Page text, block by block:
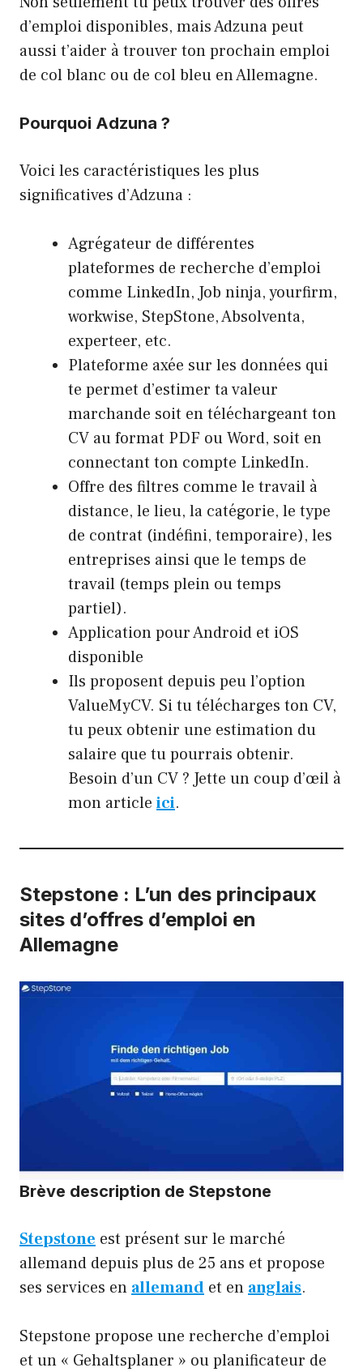
d’emploi disponibles, mais Adzuna peut
aussi t’aider à trouver ton prochain emploi
de col blanc ou de col bleu en Allemagne.
Pourquoi Adzuna ?
Voici les caractéristiques les plus
significatives d’Adzuna :
Agrégateur de différentes
plateformes de recherche d’emploi
comme LinkedIn, Job ninja, yourfirm,
workwise, StepStone, Absolventa,
experteer, etc.
Plateforme axée sur les données qui
te permet d’estimer ta valeur
marchande soit en téléchargeant ton
CV au format PDF ou Word, soit en
connectant ton compte LinkedIn.
Offre des filtres comme le travail à
distance, le lieu, la catégorie, le type
de contrat (indéfini, temporaire), les
entreprises ainsi que le temps de
travail (temps plein ou temps
partiel).
Application pour Android et iOS
disponible
Ils proposent depuis peu l’option
ValueMyCV. Si tu télécharges ton CV,
tu peux obtenir une estimation du
salaire que tu pourrais obtenir.
Besoin d’un CV ? Jette un coup d’œil à
mon article ici.
Stepstone : L’un des principaux
sites d’offres d’emploi en
Allemagne
Brève description de Stepstone
Stepstone est présent sur le marché
allemand depuis plus de 25 ans et propose
ses services en allemand et en anglais.
Stepstone propose une recherche d’emploi
et un « Gehaltsplaner » ou planificateur de